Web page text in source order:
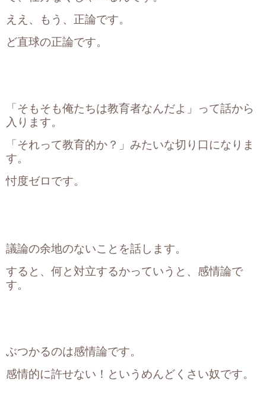
ええ、もう、正論です。
ど直球の正論です。
「そもそも俺たちは教育者なんだよ」って話から
入ります。
「それって教育的か？」みたいな切り口になりま
す。
忖度ゼロです。
議論の余地のないことを話します。
すると、何と対立するかっていうと、感情論で
す。
ぶつかるのは感情論です。
感情的に許せない！というめんどくさい奴です。